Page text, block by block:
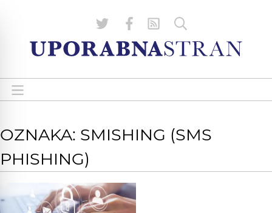
OZNAKA: SMISHING (SMS
PHISHING)